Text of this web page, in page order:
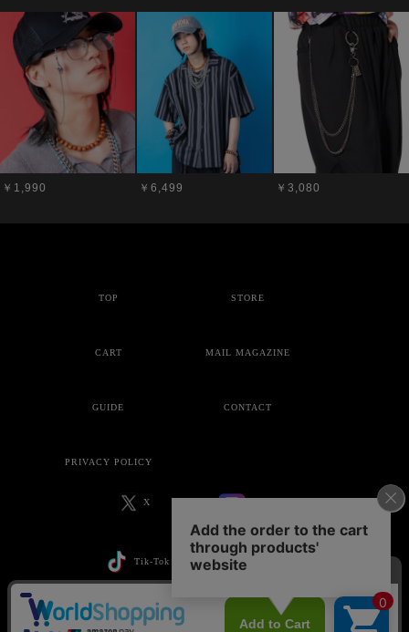
￥1,990 ￥6,499 ￥3,080
TOP STORE
CART MAIL MAGAZINE
GUIDE CONTACT
PRIVACY POLICY
X
Tik-Tok